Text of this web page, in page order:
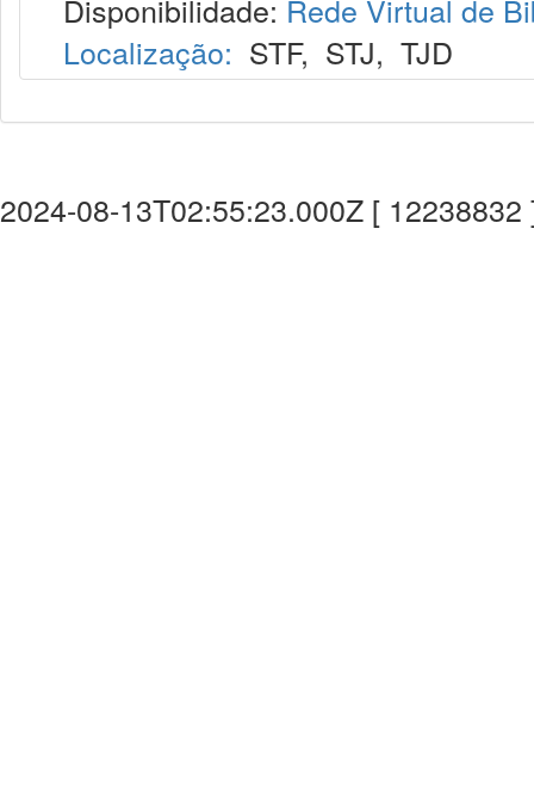
Disponibilidade: Rede Virtual de
Localização: STF, STJ, TJD
2024-08-13T02:55:23.000Z [ 12238832